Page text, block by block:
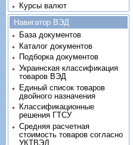
Курсы валют
Навигатор ВЭД
База документов
Каталог документов
Подборка документов
Украинская классификация
товаров ВЭД
Единый список товаров
двойного назначения
Классификационные
решения ГТСУ
Средняя расчетная
стоимость товаров согласно
УКТВЭД